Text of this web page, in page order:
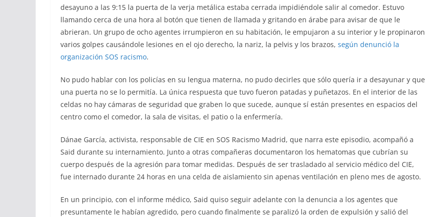
desayuno a las 9:15 la puerta de la verja metálica estaba cerrada impidiéndole salir al comedor. Estuvo
llamando cerca de una hora al botón que tienen de llamada y gritando en árabe para avisar de que le
abrieran. Un grupo de ocho agentes irrumpieron en su habitación, le empujaron a su interior y le propinaron
varios golpes causándole lesiones en el ojo derecho, la nariz, la pelvis y los brazos, según denunció la
organización SOS racismo.
No pudo hablar con los policías en su lengua materna, no pudo decirles que sólo quería ir a desayunar y que
una puerta no se lo permitía. La única respuesta que tuvo fueron patadas y puñetazos. En el interior de las
celdas no hay cámaras de seguridad que graben lo que sucede, aunque sí están presentes en espacios del
centro como el comedor, la sala de visitas, el patio o la enfermería.
Dánae García, activista, responsable de CIE en SOS Racismo Madrid, que narra este episodio, acompañó a
Said durante su internamiento. Junto a otras compañeras documentaron los hematomas que cubrían su
cuerpo después de la agresión para tomar medidas. Después de ser trasladado al servicio médico del CIE,
fue internado durante 24 horas en una celda de aislamiento sin apenas ventilación en pleno mes de agosto.
En un principio, con el informe médico, Said quiso seguir adelante con la denuncia a los agentes que
presuntamente le habían agredido, pero cuando finalmente se paralizó la orden de expulsión y salió del